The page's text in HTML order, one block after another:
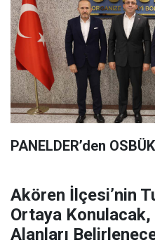
PANELDER’den
Akören İlçesi’nin
Ortaya Konulacak,
Alanları